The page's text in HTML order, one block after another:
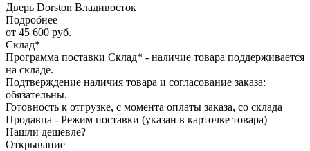
Дверь Dorston Владивосток
Подробнее
от 45 600 руб.
Склад*
Программа поставки Склад* - наличие товара поддерживается
на складе.
Подтверждение наличия товара и согласование заказа:
обязательны.
Готовность к отгрузке, с момента оплаты заказа, со склада
Продавца - Режим поставки (указан в карточке товара)
Нашли дешевле?
Открывание